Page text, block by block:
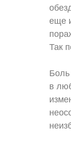
еще
Так
Боль
в